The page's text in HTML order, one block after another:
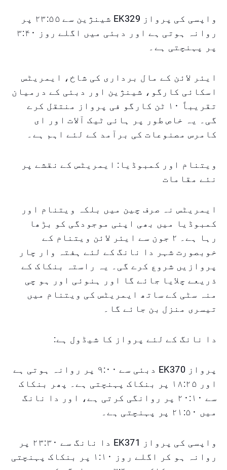
واپسی کی پرواز EK329 شینژین سے ۲۳:۵۵ پر
روانہ ہوتی ہے اور دبئی میں اگلے روز ۳:۴۰
پر پہنچتی ہے۔
ایئر لائن کے مال برداری کی شاخ، ایمریٹس
اسکائی کارگو، شینژین اور دبئی کے درمیان
تقریباً ۱۰ ٹن کارگو فی پرواز منتقل کرے
گی۔ یہ خاص طور پر ہائی ٹیک آلات اور ای
کامرس مصنوعات کی برآمد کے لئے اہم ہے۔
ویتنام اور کمبوڈیا: ایمریٹس کے نقشے پر
نئے مقامات
ایمریٹس نہ صرف چین میں بلکہ ویتنام اور
کمبوڈیا میں بھی اپنی موجودگی کو بڑھا
رہا ہے۔ ۲ جون سے ایئر لائن ویتنام کے
خوبصورت شہر دا نانگ کے لئے ہفتہ وار چار
پروازیں شروع کرے گی۔ یہ راستہ بنکاک کے
ذریعے چلایا جائے گا اور ہنوئی اور ہو چی
منہ سٹی کے ساتھ ایمریٹس کی ویتنام میں
تیسری منزل بن جائے گا۔
دا نانگ کے لئے پرواز کا شیڈول ہے:
پرواز EK370 دبئی سے ۹:۰۰ پر روانہ ہوتی ہے
اور ۱۸:۲۵ پر بنکاک پہنچتی ہے۔ پھر بنکاک
سے ۲۰:۱۰ پر روانگی کرتی ہے، اور دا نانگ
میں ۲۱:۵۰ پر پہنچتی ہے۔
واپسی کی پرواز EK371 دا نانگ سے ۲۳:۳۰ پر
روانہ ہو کر اگلے روز ۱:۱۰ پر بنکاک پہنچتی